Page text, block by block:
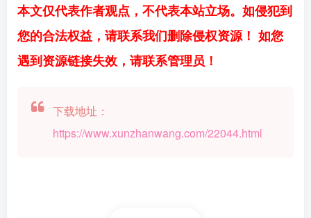
本文仅代表作者观点，不代表本站立场。如侵犯到
您的合法权益，请联系我们删除侵权资源！ 如您
遇到资源链接失效，请联系管理员！
下载地址：
https://www.xunzhanwang.com/22044.html